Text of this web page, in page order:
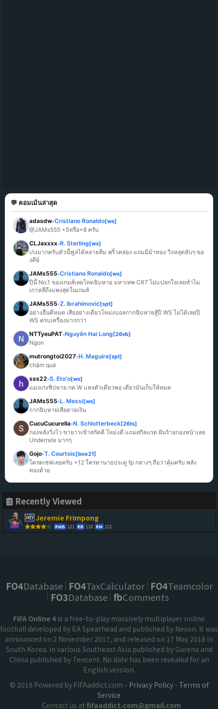
💬 คอมเม้นล่าสุด
adasdw»Cristiano Ronaldo[ws]
@JAMs555 +5หรือ+8 ครับ
CLJaxxxx»R. Sterling[ws]
เก่งมากครับตัวนี้ฟูลได้หลายทีม พริ้วคล่อง แถมมีม้าทอง วิ่งหลุดยับๆ ขอ
งดีย์
JAMs555»Cristiano Ronaldo[ws]
ปีนี้ No.1 ของเกมส์เลยโหดฉิบหาย มหาเทพ CR7 ไม่แปลกใจเลยทำไม
เกาหลีถึงแพงสุดในเกมส์
JAMs555»Z. Ibrahimović[spt]
อย่างอื่นดีหมด เสียอย่างเดียวโหม่งบอลกากฉิบหายสู้ปี WS ไม่ได้เลยปี
WS ครบเครื่องมากกว่า
NTTyeuPAT»Nguyễn Hai Long[26vb]
Ngon
mutrongtoi2027»H. Maguire[spt]
chậm quá
sss22»S. Eto'o[ws]
แม่งเก่งชิปหาย กด W แทงตัวเดียวพอ เดี๋ยวมันเก็บให้หมด
JAMs555»L. Messi[ws]
กากฉิบหายเสียดายเงิน
CucuCucurella»N. Schlotterbeck[26ts]
กองหลังวิ่งไว ขายาวเข้าสกัดดี โหม่งดี แถมสกิลแรด ฝันร้ายกองหน้าเลย
Underrate มากๆ
Gojo»T. Courtois[boe21]
โครตเซฟเลยครับ +12 ใครหานายประตู fp กลางๆ ถือว่าคุ้มครับ พลัง
ทองด้วย
Recently Viewed
Jeremie Frimpong
RWB 121 RB 120 RM 121
FO4Database FO4TaxCalculator FO4Teamcolor
FO3Database fbComments
FIFA Online 4 is a free-to-play massively multiplayer online
football developed by EA Spearhead and published by Nexon. It was
announced on 2 November 2017, and released on 17 May 2018 in
South Korea. in various Southeast Asia published by Garena and
China published by Tencent. No date has been revealed for an
English version.
© 2018 Powered by FIFAaddict.com - Privacy Policy- Terms of
Service
Contact us at fifaaddict.com@gmail.com